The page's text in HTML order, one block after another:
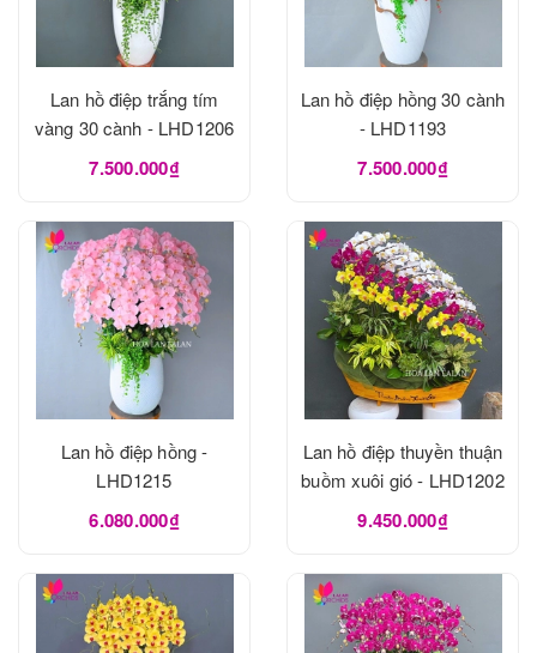
Lan hồ điệp trắng tím
vàng 30 cành - LHD1206
7.500.000₫
Lan hồ điệp hồng 30 cành
- LHD1193
7.500.000₫
Lan hồ điệp hồng -
LHD1215
6.080.000₫
Lan hồ điệp thuyền thuận
buồm xuôi gió - LHD1202
9.450.000₫